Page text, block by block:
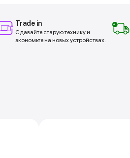
Trade in
Сдавайте старую технику и
экономьте на новых устройствах.